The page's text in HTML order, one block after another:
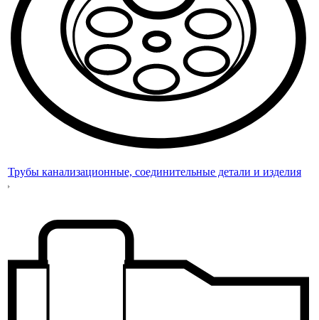
Трубы канализационные, соединительные детали и изделия